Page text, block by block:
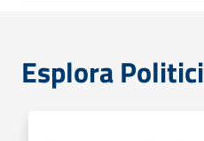
Esplora Politici